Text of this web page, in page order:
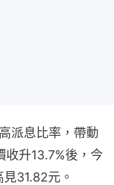
派息比率，帶動
收升13.7%後，今
31.82元。